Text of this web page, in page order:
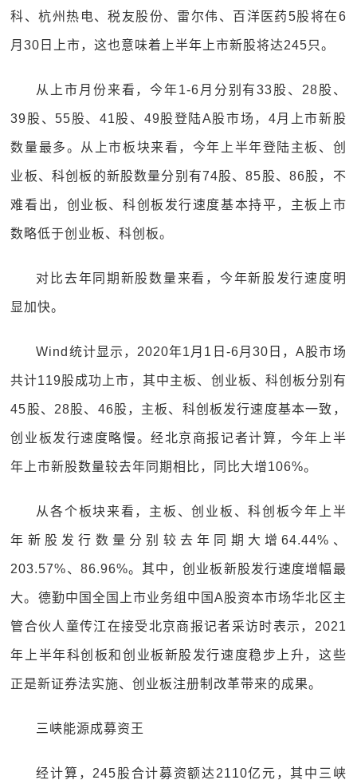
科、杭州热电、税友股份、雷尔伟、百洋医药5股将在6
月30日上市，这也意味着上半年上市新股将达245只。
从上市月份来看，今年1-6月分别有33股、28股、
39股、55股、41股、49股登陆A股市场，4月上市新股
数量最多。从上市板块来看，今年上半年登陆主板、创
业板、科创板的新股数量分别有74股、85股、86股，不
难看出，创业板、科创板发行速度基本持平，主板上市
数略低于创业板、科创板。
对比去年同期新股数量来看，今年新股发行速度明
显加快。
Wind统计显示，2020年1月1日-6月30日，A股市场
共计119股成功上市，其中主板、创业板、科创板分别有
45股、28股、46股，主板、科创板发行速度基本一致，
创业板发行速度略慢。经北京商报记者计算，今年上半
年上市新股数量较去年同期相比，同比大增106%。
从各个板块来看，主板、创业板、科创板今年上半
年新股发行数量分别较去年同期大增64.44%、
203.57%、86.96%。其中，创业板新股发行速度增幅最
大。德勤中国全国上市业务组中国A股资本市场华北区主
管合伙人童传江在接受北京商报记者采访时表示，2021
年上半年科创板和创业板新股发行速度稳步上升，这些
正是新证券法实施、创业板注册制改革带来的成果。
三峡能源成募资王
经计算，245股合计募资额达2110亿元，其中三峡